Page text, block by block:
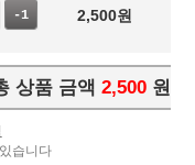
-1 2,500원
상품 금액 2,500 원
습니다